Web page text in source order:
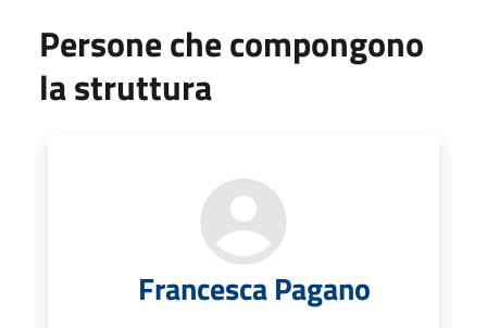
Persone che compongono
la struttura
Francesca Pagano